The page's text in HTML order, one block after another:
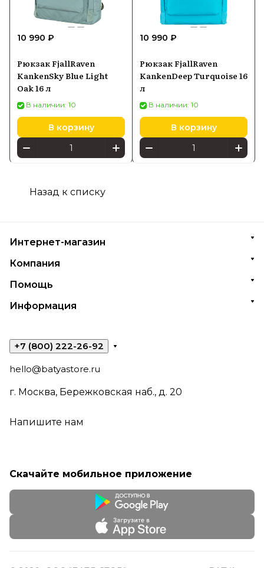
10 990 ₽
Рюкзак FjallRaven
KankenSky Blue Light
Oak 16 л
В наличии: 10
В корзину
10 990 ₽
Рюкзак FjallRaven
KankenDeep Turquoise 16
л
В наличии: 10
В корзину
Назад к списку
Интернет-магазин
Компания
Помощь
Информация
+7 (800) 222-26-92
hello@batyastore.ru
г. Москва, Бережковская наб., д. 20
Напишите нам
Скачайте мобильное приложение